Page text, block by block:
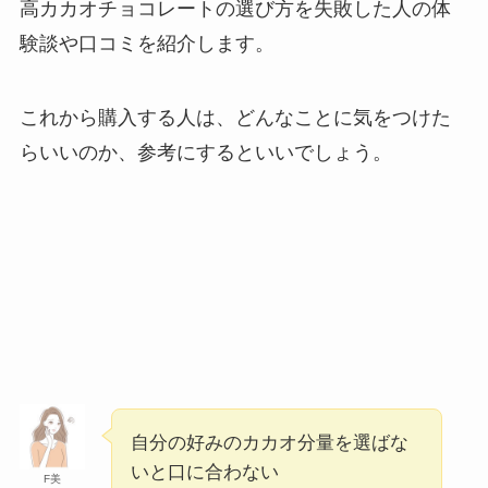
フォローアップミルクの危険性とは？必要
ないって本当？デメリットも紹介！
オーツミルクが体に悪い理由は？太るか
ら？デメリットや後悔した人の口コミを紹
高カカオチョコレートの選び方を失敗した人の体
験談や口コミを紹介します。
これから購入する人は、どんなことに気をつけた
らいいのか、参考にするといいでしょう。
F美
自分の好みのカカオ分量を選ばな
いと口に合わない